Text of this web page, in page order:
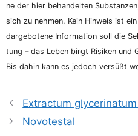
ne der hier behan­del­ten
sich zu neh­men. Kein Hin­weis ist
dar­ge­bo­te­ne Infor­ma­ti­on soll die
tung – das Leben birgt Risi­ken und
Bis dahin kann es jedoch ver­süßt
Extractum
Novotestal